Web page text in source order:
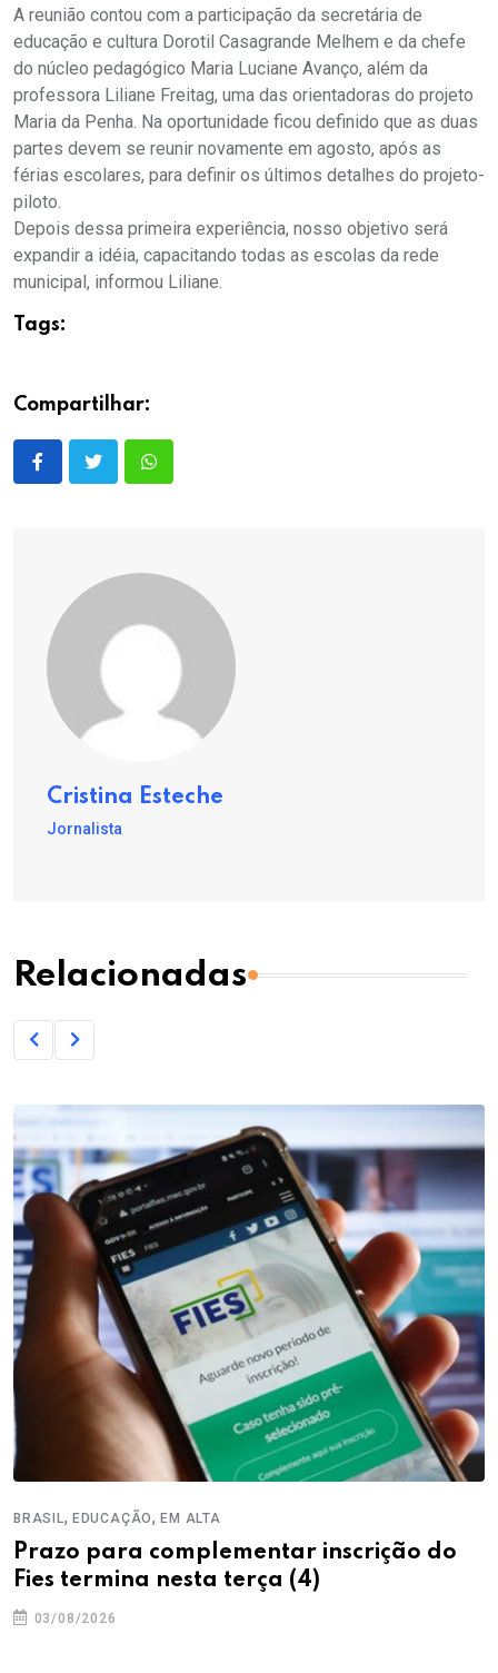
A reunião contou com a participação da secretária de
educação e cultura Dorotil Casagrande Melhem e da chefe
do núcleo pedagógico Maria Luciane Avanço, além da
professora Liliane Freitag, uma das orientadoras do projeto
Maria da Penha. Na oportunidade ficou definido que as duas
partes devem se reunir novamente em agosto, após as
férias escolares, para definir os últimos detalhes do projeto-
piloto.
Depois dessa primeira experiência, nosso objetivo será
expandir a idéia, capacitando todas as escolas da rede
municipal, informou Liliane.
Tags:
Compartilhar:
Cristina Esteche
Jornalista
Relacionadas
BRASIL, EDUCAÇÃO,EM ALTA
Prazo para complementar inscrição do
Fies termina nesta terça (4)
03/08/2026